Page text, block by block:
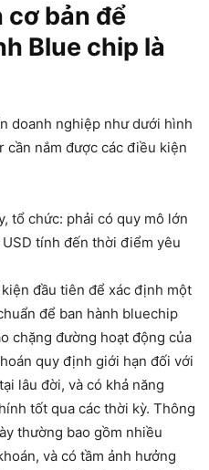
cơ bản để
Blue chip là
doanh nghiệp như dưới hình
cần nắm được các điều kiện
tổ chức: phải có quy mô lớn
tính đến thời điểm yêu
đầu tiên để xác định một
để ban hành bluechip
chặng đường hoạt động của
quy định giới hạn đối với
lâu đời, và có khả năng
tốt qua các thời kỳ. Thông
thường bao gồm nhiều
và có tầm ảnh hưởng